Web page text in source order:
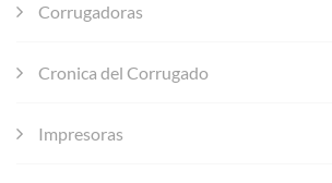
Corrugadoras
Cronica del Corrugado
Impresoras